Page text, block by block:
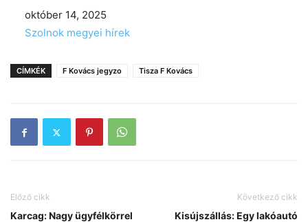
Date
október 14, 2025
In relation to
Szolnok megyei hírek
CÍMKÉK F Kovács jegyzo Tisza F Kovács
Előző cikk
Karcag: Nagy ügyfélkörrel
Következő cikk
Kisújszállás: Egy lakóautó